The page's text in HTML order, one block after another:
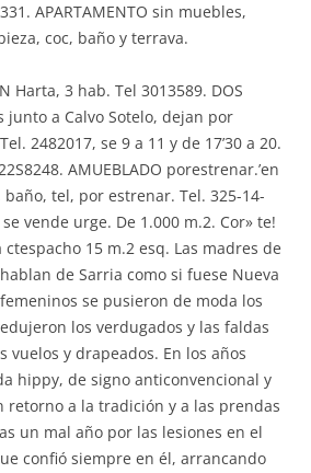
APARTAMENTO sin muebles,
coc, baño y terrava.
Harta, 3 hab. Tel 3013589. DOS
junto a Calvo Sotelo, dejan por
2482017, se 9 a 11 y de 17’30 a 20.
AMUEBLADO porestrenar.’en
tel, por estrenar. Tel. 325-14-
vende urge. De 1.000 m.2. Cor» te!
ctespacho 15 m.2 esq. Las madres de
de Sarria como si fuese Nueva
se pusieron de moda los
los verdugados y las faldas
vuelos y drapeados. En los años
hippy, de signo anticonvencional y
retorno a la tradición y a las prendas
un mal año por las lesiones en el
confió siempre en él, arrancando